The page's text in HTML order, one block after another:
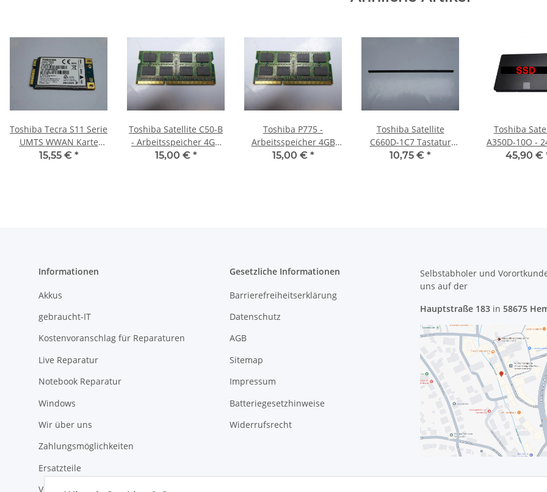
Toshiba Tecra S11 Serie
UMTS WWAN Karte
F3607gw #3611
15,55 € *
Toshiba Satellite C50-B
- Arbeitsspeicher 4GB
RAM Memory DDR3
15,00 € *
Toshiba P775 -
Arbeitsspeicher 4GB
RAM Memory DDR3
15,00 € *
Toshiba Satellite
C660D-1C7 Tastatur
Abdeckung Leiste Bezel
10,75 € *
Toshiba
A350D-10O -
SSD SATA
45,90 €
Informationen
Akkus
gebraucht-IT
Kostenvoranschlag für Reparaturen
Live Reparatur
Notebook Reparatur
Windows
Wir über uns
Zahlungsmöglichkeiten
Ersatzteile
Versandinformationen
Gesetzliche Informationen
Barrierefreiheitserklärung
Datenschutz
AGB
Sitemap
Impressum
Batteriegesetzhinweise
Widerrufsrecht
Selbstabholer und
uns auf der
Hauptstraße 183 in 58675